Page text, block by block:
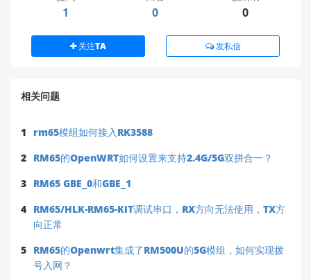
证是否达到2.5Gbps的理论速度。
常见问题及解决方法
网线是否支持2.5Gbps（建议使用Cat6或
对端设备是否支持2.5G网口。
模块固件是否为最新版本，如果不是，请前
往官网下载并更新固件。
Q：如何确认传输速率是否达到2.5Gbps？
A：使用专门的网络测速工具（如iPerf）进行
测试，或者在局域网内传输大文件时观察实际速
1 0 0
关注TA 发私信
相关问题
1
rm65模组如何接入RK3588
2 RM65的OpenWRT如何设置来支持2.4G/5G双拼合一？
3 RM65 GBE_0和GBE_1
4 RM65/HLK-RM65-KIT调试串口，RX方向无法使用，TX方
向正常
5 RM65的Openwrt集成了RM500U的5G模组，如何实现拨
号入网？